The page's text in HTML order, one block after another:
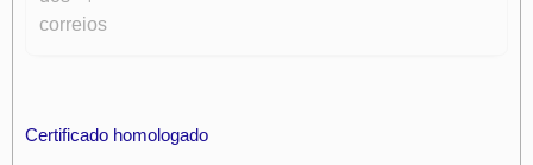
Certificado homologado